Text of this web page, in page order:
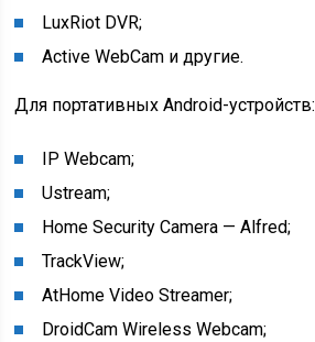
LuxRiot DVR;
Active WebCam и другие.
Для портативных Android-устройств:
IP Webcam;
Ustream;
Home Security Camera — Alfred;
TrackView;
AtHome Video Streamer;
DroidCam Wireless Webcam;